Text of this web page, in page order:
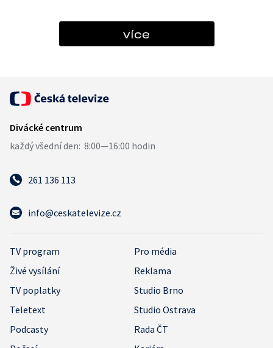
více
261 136 113
info@ceskatelevize.cz
TV program
Pro média
Živé vysílání
Reklama
TV poplatky
Studio Brno
Teletext
Studio Ostrava
Podcasty
Rada ČT